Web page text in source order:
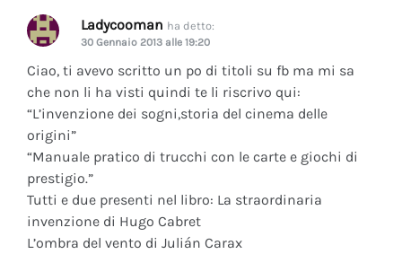
Ladycooman ha detto:
30 Gennaio 2013 alle 19:20
Ciao, ti avevo scritto un po di titoli su fb ma mi sa
che non li ha visti quindi te li riscrivo qui:
“L’invenzione dei sogni,storia del cinema delle
origini”
“Manuale pratico di trucchi con le carte e giochi di
prestigio.”
Tutti e due presenti nel libro: La straordinaria
invenzione di Hugo Cabret
L’ombra del vento di Julián Carax